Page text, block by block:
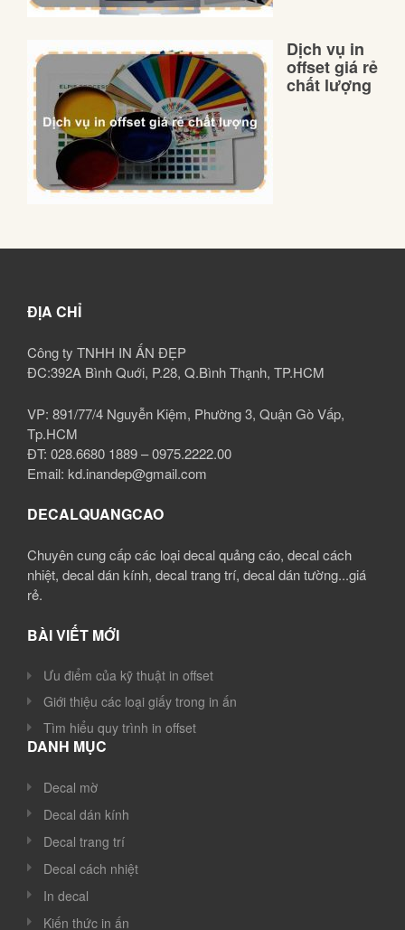
Dịch vụ in
offset giá rẻ
chất lượng
ĐỊA CHỈ
Công ty TNHH IN ẤN ĐẸP
ĐC:392A Bình Quới, P.28, Q.Bình Thạnh, TP.HCM
VP: 891/77/4 Nguyễn Kiệm, Phường 3, Quận Gò Vấp,
Tp.HCM
ĐT: 028.6680 1889 – 0975.2222.00
Email: kd.inandep@gmail.com
DECALQUANGCAO
Chuyên cung cấp các loại decal quảng cáo, decal cách
nhiệt, decal dán kính, decal trang trí, decal dán tường...giá
rẻ.
BÀI VIẾT MỚI
Ưu điểm của kỹ thuật in offset
Giới thiệu các loại giấy trong in ấn
Tìm hiểu quy trình in offset
DANH MỤC
Decal mờ
Decal dán kính
Decal trang trí
Decal cách nhiệt
In decal
Kiến thức in ấn